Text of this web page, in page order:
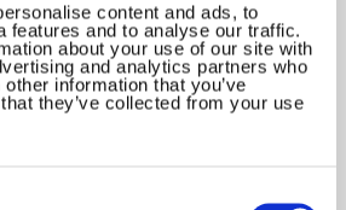
content and ads, to
features and to analyse our traffic.
about your use of our site with
and analytics partners who
information that you’ve
they’ve collected from your use
opnå forskningsmæssig
i Learning Tech, som er
1 på Den Bibliometriske
(BFI) autoritetsliste.